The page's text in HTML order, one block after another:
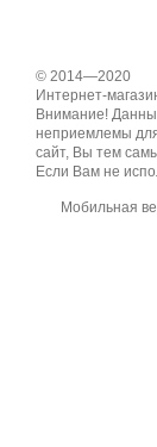
© 2014—2020
Интернет-
Внимание!
неприемлемы
сайт, Вы тем
Если Вам не
Мобильная